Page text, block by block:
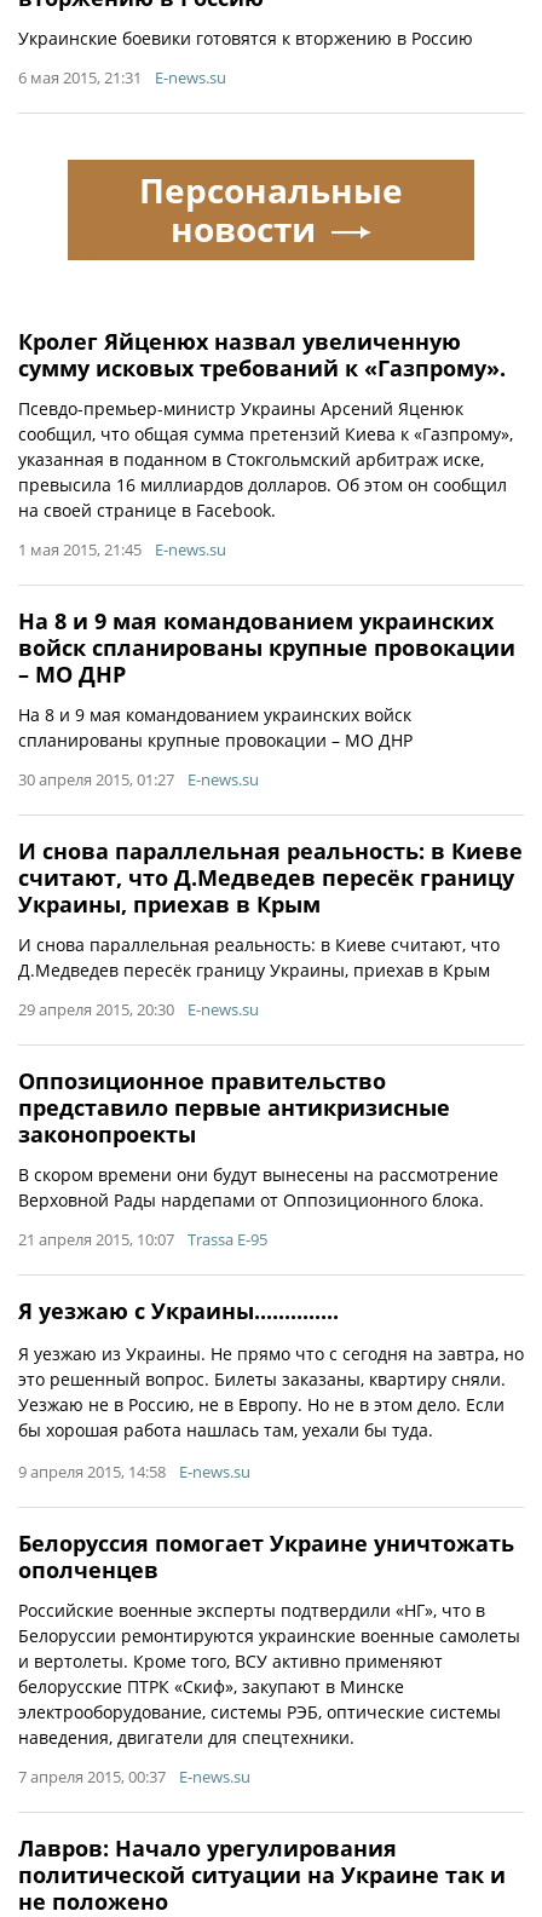
Украинские боевики готовятся к вторжению в Россию
6 мая 2015, 21:31 E-news.su
Кролег Яйценюх назвал увеличенную
сумму исковых требований к «Газпрому».
Псевдо-премьер-министр Украины Арсений Яценюк
сообщил, что общая сумма претензий Киева к «Газпрому»,
указанная в поданном в Стокгольмский арбитраж иске,
превысила 16 миллиардов долларов. Об этом он сообщил
на своей странице в Facebook.
1 мая 2015, 21:45 E-news.su
На 8 и 9 мая командованием украинских
войск спланированы крупные провокации
– МО ДНР
На 8 и 9 мая командованием украинских войск
спланированы крупные провокации – МО ДНР
30 апреля 2015, 01:27 E-news.su
И снова параллельная реальность: в Киеве
считают, что Д.Медведев пересёк границу
Украины, приехав в Крым
И снова параллельная реальность: в Киеве считают, что
Д.Медведев пересёк границу Украины, приехав в Крым
29 апреля 2015, 20:30 E-news.su
Оппозиционное правительство
представило первые антикризисные
законопроекты
В скором времени они будут вынесены на рассмотрение
Верховной Рады нардепами от Оппозиционного блока.
21 апреля 2015, 10:07 Trassa E-95
Я уезжаю с Украины..............
Я уезжаю из Украины. Не прямо что с сегодня на завтра, но
это решенный вопрос. Билеты заказаны, квартиру сняли.
Уезжаю не в Россию, не в Европу. Но не в этом дело. Если
бы хорошая работа нашлась там, уехали бы туда.
9 апреля 2015, 14:58 E-news.su
Белоруссия помогает Украине уничтожать
ополченцев
Российские военные эксперты подтвердили «НГ», что в
Белоруссии ремонтируются украинские военные самолеты
и вертолеты. Кроме того, ВСУ активно применяют
белорусские ПТРК «Скиф», закупают в Минске
электрооборудование, системы РЭБ, оптические системы
наведения, двигатели для спецтехники.
7 апреля 2015, 00:37 E-news.su
Лавров: Начало урегулирования
политической ситуации на Украине так и
не положено
Персональные
новости